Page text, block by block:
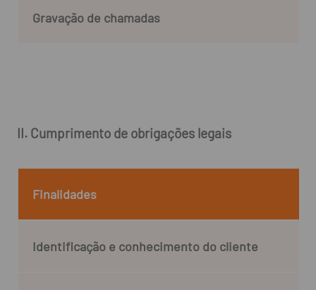
Gravação de chamadas
II. Cumprimento de obrigações legais
Finalidades
Identificação e conhecimento do cliente